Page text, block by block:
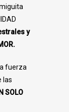
y
fuerza
las
SOLO